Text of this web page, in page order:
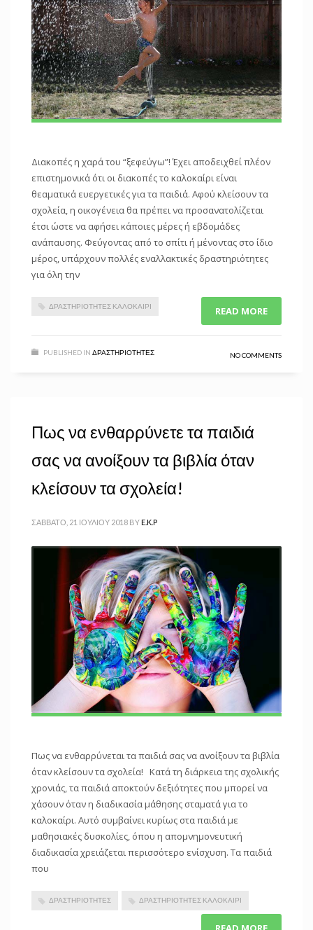
Διακοπές η χαρά του “ξεφεύγω”! Έχει αποδειχθεί πλέον
επιστημονικά ότι οι διακοπές το καλοκαίρι είναι
θεαματικά ευεργετικές για τα παιδιά. Αφού κλείσουν τα
σχολεία, η οικογένεια θα πρέπει να προσανατολίζεται
έτσι ώστε να αφήσει κάποιες μέρες ή εβδομάδες
ανάπαυσης. Φεύγοντας από το σπίτι ή μένοντας στο ίδιο
μέρος, υπάρχουν πολλές εναλλακτικές δραστηριότητες
για όλη την
ΔΡΑΣΤΗΡΙΌΤΗΤΕΣ ΚΑΛΟΚΑΊΡΙ READ MORE
PUBLISHED IN ΔΡΑΣΤΗΡΙΌΤΗΤΕΣ NO COMMENTS
Πως να ενθαρρύνετε τα παιδιά
σας να ανοίξουν τα βιβλία όταν
κλείσουν τα σχολεία!
ΣΆΒΒΑΤΟ, 21 ΙΟΥΛΊΟΥ 2018 BYE.K.P
Πως να ενθαρρύνεται τα παιδιά σας να ανοίξουν τα βιβλία
όταν κλείσουν τα σχολεία! Κατά τη διάρκεια της σχολικής
χρονιάς, τα παιδιά αποκτούν δεξιότητες που μπορεί να
χάσουν όταν η διαδικασία μάθησης σταματά για το
καλοκαίρι. Αυτό συμβαίνει κυρίως στα παιδιά με
μαθησιακές δυσκολίες, όπου η απομνημονευτική
διαδικασία χρειάζεται περισσότερο ενίσχυση. Τα παιδιά
που
ΔΡΑΣΤΗΡΙΌΤΗΤΕΣ ΔΡΑΣΤΗΡΙΌΤΗΤΕΣ ΚΑΛΟΚΑΊΡΙ